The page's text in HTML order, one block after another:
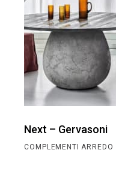
Next – Gervasoni
COMPLEMENTI ARREDO